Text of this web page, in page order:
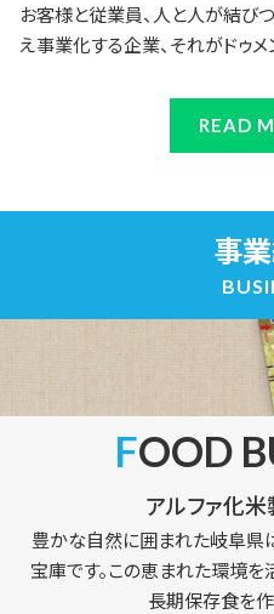
お客様と従業員、人と人が結び
え事業化する企業、それがドゥメ
READ
事
FOOD
アルファ化
豊かな自然に囲まれた岐阜県
宝庫です。この恵まれた環境を
長期保存食を作